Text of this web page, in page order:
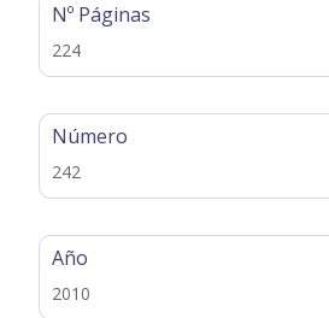
Nº Páginas
224
Número
242
Año
2010